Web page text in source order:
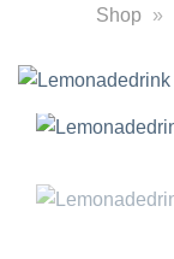
Shop »